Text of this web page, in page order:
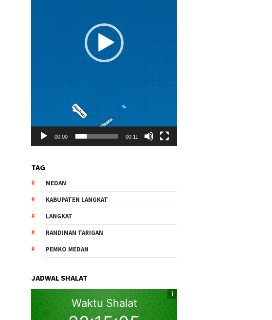
00:00 00:11
TAG
MEDAN
KABUPATEN LANGKAT
LANGKAT
RANDIMAN TARIGAN
PEMKO MEDAN
JADWAL SHALAT